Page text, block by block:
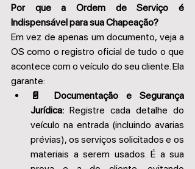
Por que a Ordem de Serviço é
Indispensável para sua Chapeação?
Em vez de apenas um documento, veja a
OS como o registro oficial de tudo o que
acontece com o veículo do seu cliente. Ela
garante:
📄 Documentação e Segurança
Jurídica: Registre cada detalhe do
veículo na entrada (incluindo avarias
prévias), os serviços solicitados e os
materiais a serem usados. É a sua